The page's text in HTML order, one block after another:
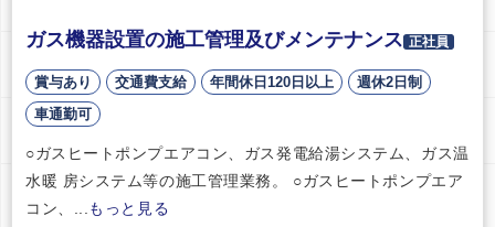
ガス機器設置の施工管理及びメンテナンス 正社員
賞与あり 交通費支給 年間休日120日以上
週休2日制
車通勤可
○ガスヒートポンプエアコン、ガス発電給湯システム、ガス温
水暖 房システム等の施工管理業務。 ○ガスヒートポンプエア
コン、...
もっと見る